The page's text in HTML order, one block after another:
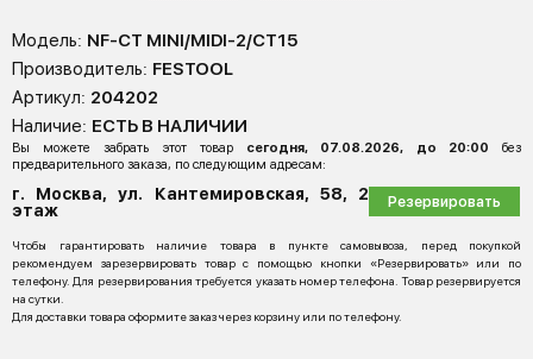
Модель: NF-CT MINI/MIDI-2/CT15
Производитель: FESTOOL
Артикул: 204202
Наличие: ЕСТЬ В НАЛИЧИИ
Вы можете забрать этот товар сегодня, 07.08.2026, до 20:00
без
предварительного заказа, по следующим адресам:
г. Москва, ул. Кантемировская, 58, 2
этаж
Резервировать
Чтобы гарантировать наличие товара в пункте самовывоза, перед покупкой
рекомендуем зарезервировать товар с помощью кнопки «Резервировать» или по
телефону. Для резервирования требуется указать номер телефона. Товар резервируется
на сутки.
Для доставки товара оформите заказ через корзину или по телефону.